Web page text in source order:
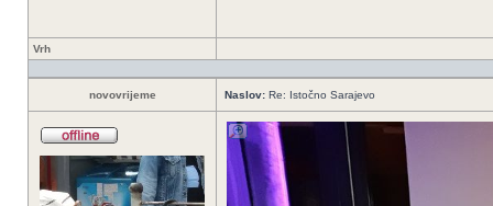
Vrh
novovrijeme Naslov: Re: Istočno Sarajevo